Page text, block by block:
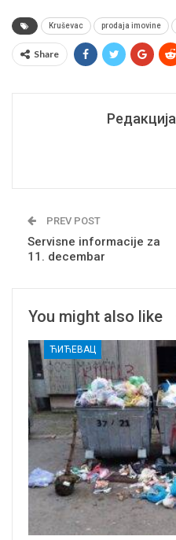
Kruševac prodaja imovine
Share
Редакција
PREV POST
Servisne informacije za
11. decembar
You might also like
ЋИЋЕВАЦ